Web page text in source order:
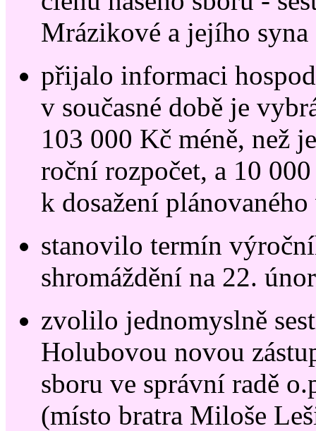
Mrázikové a jejího syna
přijalo informaci
v současné době je
103 000 Kč méně, než
roční rozpočet, a 10
k dosažení
stanovilo termín
shromáždění na 22.
zvolilo jednomyslně
Holubovou novou
sboru ve správní radě
(místo bratra Miloše